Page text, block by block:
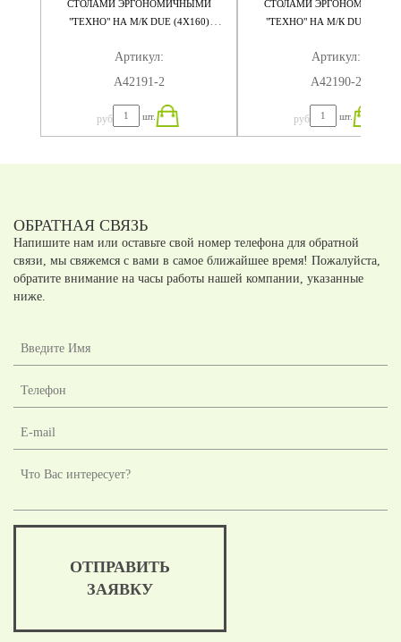
СТОЛАМИ ЭРГОНОМИЧНЫМИ
"ТЕХНО" НА М/К DUE (4Х160)
Артикул:
А42191-2
руб шт.
СТОЛАМИ
"ТЕХНО" НА М/К DUE
Артикул:
А42190-2
руб шт.
ОБРАТНАЯ СВЯЗЬ
Напишите нам или оставьте свой номер телефона для обратной
связи, мы свяжемся с вами в самое ближайшее время! Пожалуйста,
обратите внимание на часы работы нашей компании, указанные
ниже.
ОТПРАВИТЬ
ЗАЯВКУ